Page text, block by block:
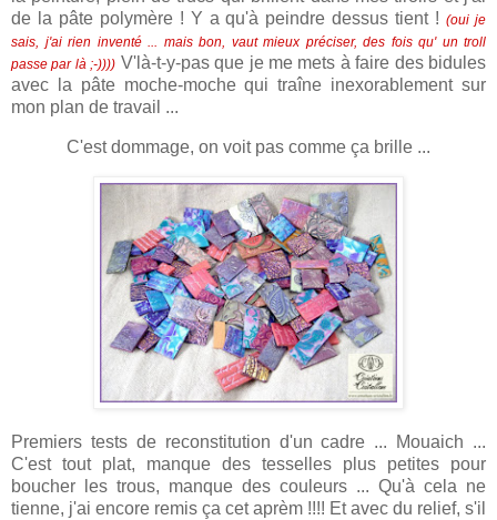
de la pâte polymère ! Y a qu'à peindre dessus tient !(oui je
sais, j'ai rien inventé ... mais bon, vaut mieux préciser, des fois qu' un troll
passe par là ;-)))) V'là-t-y-pas que je me mets à faire des bidules
avec la pâte moche-moche qui traîne inexorablement sur
mon plan de travail ...
C'est dommage, on voit pas comme ça brille ...
Premiers tests de reconstitution d'un cadre ... Mouaich ...
C'est tout plat, manque des tesselles plus petites pour
boucher les trous, manque des couleurs ... Qu'à cela ne
tienne, j'ai encore remis ça cet aprèm !!!! Et avec du relief, s'il